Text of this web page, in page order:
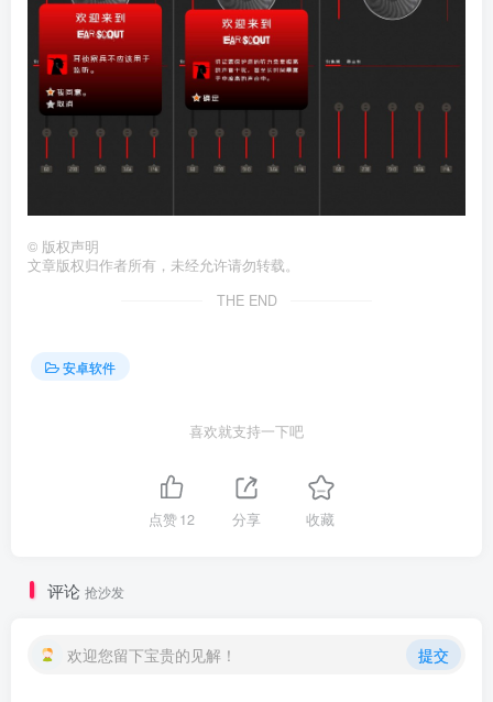
© 版权声明
文章版权归作者所有，未经允许请勿转载。
THE END
安卓软件
喜欢就支持一下吧
点赞12 分享 收藏
评论 抢沙发
欢迎您留下宝贵的见解！ 提交